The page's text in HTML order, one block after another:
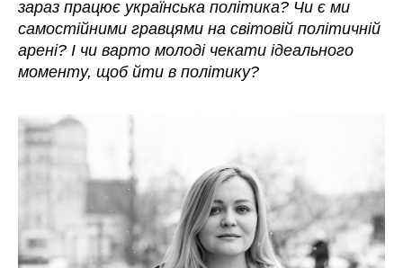
зараз працює українська політика? Чи є ми
самостійними гравцями на світовій політичній
арені? І чи варто молоді чекати ідеального
моменту, щоб йти в політику?